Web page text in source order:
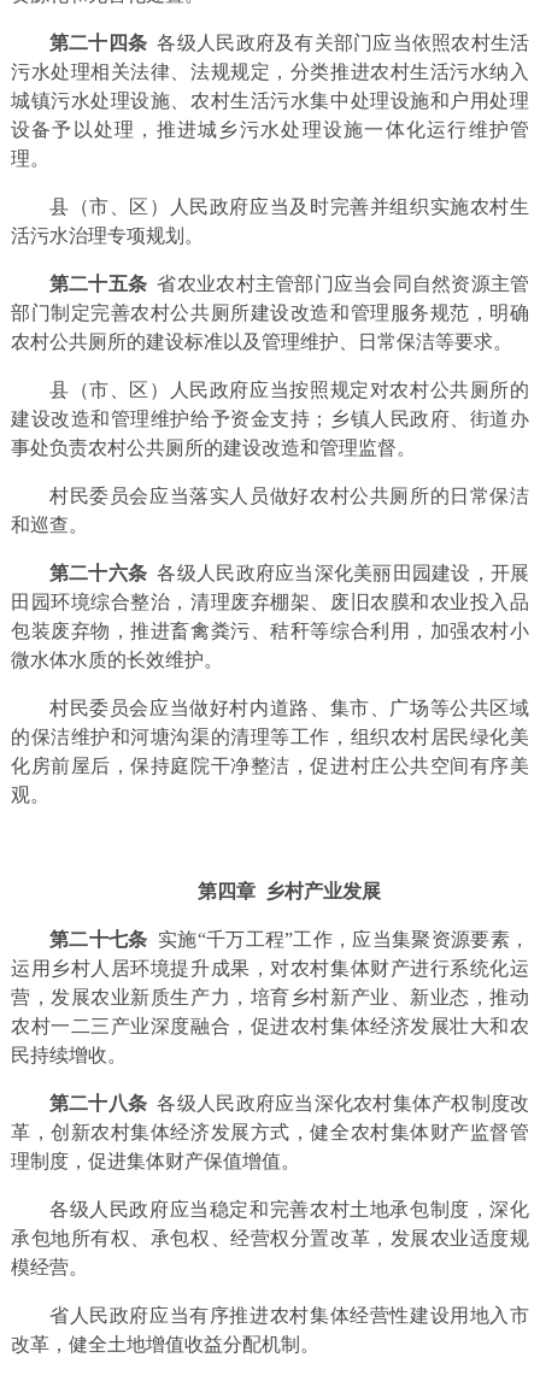
第二十四条各级人民政府及有关部门应当依照农村生活
污水处理相关法律、法规规定，分类推进农村生活污水纳入
城镇污水处理设施、农村生活污水集中处理设施和户用处理
设备予以处理，推进城乡污水处理设施一体化运行维护管
理。
县（市、区）人民政府应当及时完善并组织实施农村生
活污水治理专项规划。
第二十五条省农业农村主管部门应当会同自然资源主管
部门制定完善农村公共厕所建设改造和管理服务规范，明确
农村公共厕所的建设标准以及管理维护、日常保洁等要求。
县（市、区）人民政府应当按照规定对农村公共厕所的
建设改造和管理维护给予资金支持；乡镇人民政府、街道办
事处负责农村公共厕所的建设改造和管理监督。
村民委员会应当落实人员做好农村公共厕所的日常保洁
和巡查。
第二十六条各级人民政府应当深化美丽田园建设，开展
田园环境综合整治，清理废弃棚架、废旧农膜和农业投入品
包装废弃物，推进畜禽粪污、秸秆等综合利用，加强农村小
微水体水质的长效维护。
村民委员会应当做好村内道路、集市、广场等公共区域
的保洁维护和河塘沟渠的清理等工作，组织农村居民绿化美
化房前屋后，保持庭院干净整洁，促进村庄公共空间有序美
观。
第四章 乡村产业发展
第二十七条 实施“千万工程”工作，应当集聚资源要素，
运用乡村人居环境提升成果，对农村集体财产进行系统化运
营，发展农业新质生产力，培育乡村新产业、新业态，推动
农村一二三产业深度融合，促进农村集体经济发展壮大和农
民持续增收。
第二十八条各级人民政府应当深化农村集体产权制度改
革，创新农村集体经济发展方式，健全农村集体财产监督管
理制度，促进集体财产保值增值。
各级人民政府应当稳定和完善农村土地承包制度，深化
承包地所有权、承包权、经营权分置改革，发展农业适度规
模经营。
省人民政府应当有序推进农村集体经营性建设用地入市
改革，健全土地增值收益分配机制。